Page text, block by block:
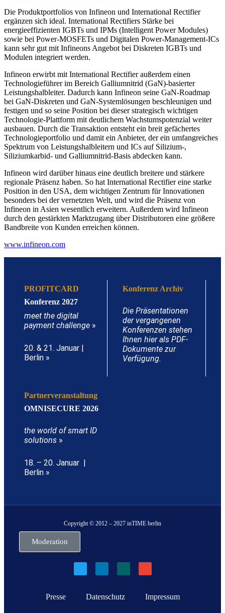
Die Produktportfolios von Infineon und International Rectifier
ergänzen sich ideal. International Rectifiers Stärke bei
energieeffizienten IGBTs und IPMs (Intelligent Power Modules)
sowie bei Power-MOSFETs und Digitalen Power-Management-ICs
kann sehr gut mit Infineons Angebot bei Diskreten IGBTs und
Modulen integriert werden.
Infineon erwirbt mit International Rectifier außerdem einen
Technologieführer im Bereich Galliumnitrid (GaN)-basierter
Leistungshalbleiter. Dadurch kann Infineon seine GaN-Roadmap
bei GaN-Diskreten und GaN-Systemlösungen beschleunigen und
festigen und so seine Position bei dieser strategisch wichtigen
Technologie-Plattform mit deutlichem Wachstumspotenzial weiter
ausbauen. Durch die Transaktion entsteht ein breit gefächertes
Technologieportfolio und damit ein Anbieter, der ein umfangreiches
Spektrum von Leistungshalbleitern und ICs auf Silizium-,
Siliziumkarbid- und Galliumnitrid-Basis abdecken kann.
Infineon wird darüber hinaus eine deutlich breitere und stärkere
regionale Präsenz haben. So hat International Rectifier eine starke
Position in den USA, dem wichtigen Zentrum für Innovationen
besonders bei der vernetzten Welt, und wird die Präsenz von
Infineon in Asien wesentlich erweitern. Außerdem wird Infineon
durch den gestärkten Marktzugang über Distributoren eine größere
Bandbreite von Kunden erreichen können.
www.infineon.com
PROFITCARD
Konferenz 2027
meet the digital
payment challenge »
20. & 21. Januar |
Berlin »
Konferenz Archiv
Die Präsentationen
der vergangenen
Konferenzen stehen
Ihnen hier als PDF-
Dokumente zur
Verfügung.
Partnerveranstaltung
OMNISECURE 2026
the world of smart ID
solutions »
18. – 20. Januar |
Berlin »
Copyright © 2012 – 2027 inTIME berlin
Moderation
Presse Datenschutz Impressum